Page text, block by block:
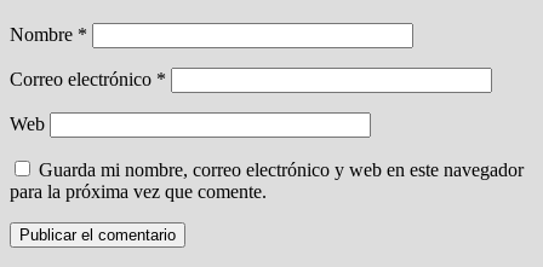
Nombre *
Correo electrónico *
Web
Guarda mi nombre, correo electrónico y web en este navegador
para la próxima vez que comente.